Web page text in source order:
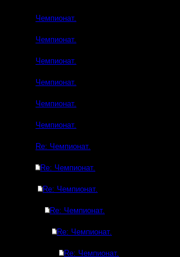
Чемпионат.
Чемпионат.
Чемпионат.
Чемпионат.
Чемпионат.
Чемпионат.
Re: Чемпионат.
Re: Чемпионат.
Re: Чемпионат.
Re: Чемпионат.
Re: Чемпионат.
Re: Чемпионат.